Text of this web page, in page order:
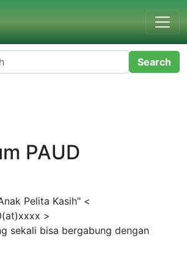
PAUD
Pelita Kasih" <
>
sekali bisa bergabung dengan